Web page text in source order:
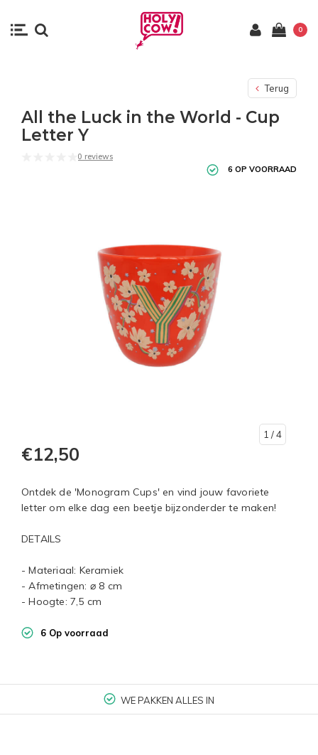
0
Terug
All the Luck in the World - Cup
Letter Y
0 reviews
6 OP VOORRAAD
1 / 4
€12,50
Ontdek de 'Monogram Cups' en vind jouw favoriete
letter om elke dag een beetje bijzonderder te maken!
DETAILS
- Materiaal: Keramiek
- Afmetingen: ⌀ 8 cm
- Hoogte: 7,5 cm
6 Op voorraad
WE PAKKEN ALLES IN